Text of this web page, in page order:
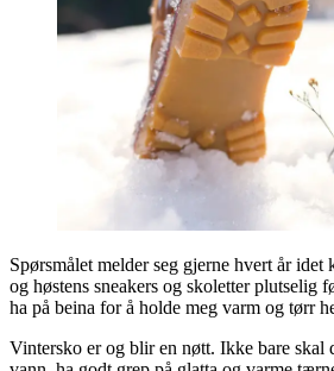
Spørsmålet melder seg gjerne hvert år
og høstens sneakers og skoletter plutselig
ha på beina for å holde meg varm og tørr
Vintersko er og blir en nøtt. Ikke bare skal